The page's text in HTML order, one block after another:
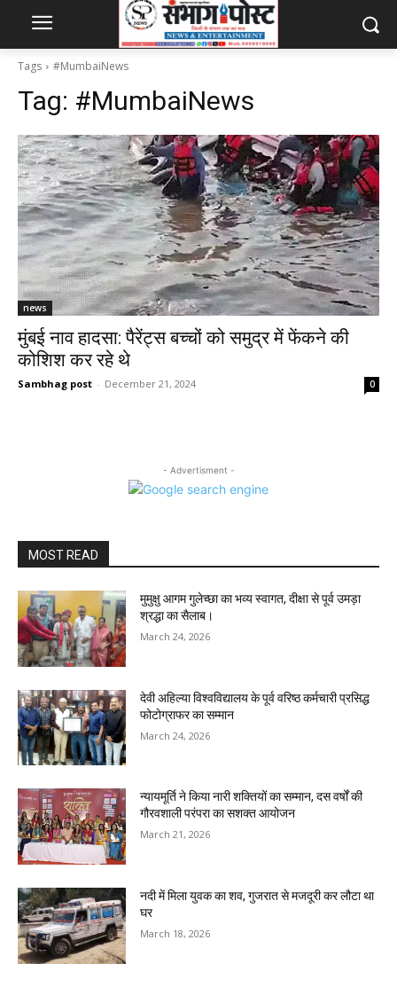
Tags #MumbaiNews
Tag: #MumbaiNews
news
मुंबई नाव हादसा: पैरेंट्स बच्चों को समुद्र में फेंकने की
कोशिश कर रहे थे
Sambhag post - December 21, 2024 0
- Advertisment -
MOST READ
मुमुक्षु आगम गुलेच्छा का भव्य स्वागत, दीक्षा से पूर्व उमड़ा
श्रद्धा का सैलाब।
March 24, 2026
देवी अहिल्या विश्वविद्यालय के पूर्व वरिष्ठ कर्मचारी प्रसिद्ध
फोटोग्राफर का सम्मान
March 24, 2026
न्यायमूर्ति ने किया नारी शक्तियों का सम्मान, दस वर्षों की
गौरवशाली परंपरा का सशक्त आयोजन
March 21, 2026
नदी में मिला युवक का शव, गुजरात से मजदूरी कर लौटा था
घर
March 18, 2026